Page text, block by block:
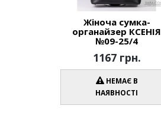
Жіноча сумка-
органайзер КСЕНІЯ
№09-25/4
1167 грн.
НЕМАЄ В
НАЯВНОСТІ